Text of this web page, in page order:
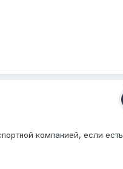
компанией, если есть